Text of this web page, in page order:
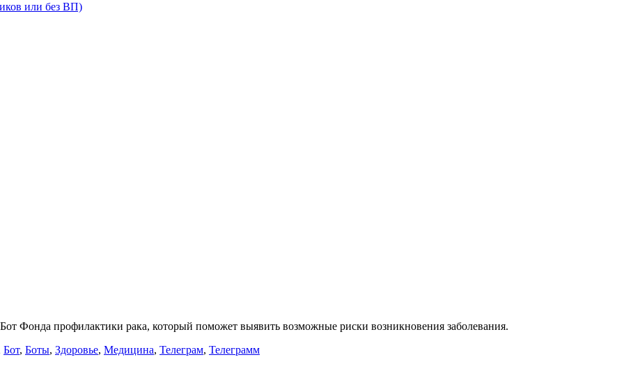
или без ВП)
Фонда профилактики рака, который поможет выявить возможные риски возникновения заболевания.
Бот, Боты, Здоровье, Медицина, Телеграм, Телеграмм